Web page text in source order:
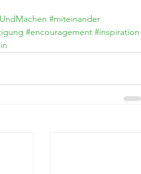
#miteinander
#encouragement #inspiration